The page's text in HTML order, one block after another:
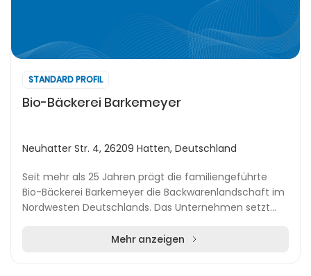
STANDARD PROFIL
Bio-Bäckerei Barkemeyer
Neuhatter Str. 4, 26209 Hatten, Deutschland
Seit mehr als 25 Jahren prägt die familiengeführte
Bio-Bäckerei Barkemeyer die Backwarenlandschaft im
Nordwesten Deutschlands. Das Unternehmen setzt
Mehr anzeigen